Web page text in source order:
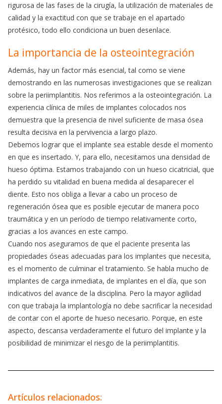
rigurosa de las fases de la cirugía, la utilización de materiales de
calidad y la exactitud con que se trabaje en el apartado
protésico, todo ello condiciona un buen desenlace.
La importancia de la osteointegración
Además, hay un factor más esencial, tal como se viene
demostrando en las numerosas investigaciones que se realizan
sobre la periimplantitis. Nos referimos a la osteointegración. La
experiencia clínica de miles de implantes colocados nos
demuestra que la presencia de nivel suficiente de masa ósea
resulta decisiva en la pervivencia a largo plazo.
Debemos lograr que el implante sea estable desde el momento
en que es insertado. Y, para ello, necesitamos una densidad de
hueso óptima. Estamos trabajando con un hueso cicatricial, que
ha perdido su vitalidad en buena medida al desaparecer el
diente. Esto nos obliga a llevar a cabo un proceso de
regeneración ósea que es posible ejecutar de manera poco
traumática y en un período de tiempo relativamente corto,
gracias a los avances en este campo.
Cuando nos aseguramos de que el paciente presenta las
propiedades óseas adecuadas para los implantes que necesita,
es el momento de culminar el tratamiento. Se habla mucho de
implantes de carga inmediata, de implantes en el día, que son
indicativos del avance de la disciplina. Pero la mayor agilidad
con que trabaja la implantología no debe sacrificar la necesidad
de contar con el aporte de hueso necesario. Porque, en este
aspecto, descansa verdaderamente el futuro del implante y la
posibilidad de minimizar el riesgo de la periimplantitis.
Artículos relacionados: